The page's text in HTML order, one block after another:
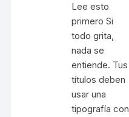
Lee esto
primero Si
todo grita,
nada se
entiende. Tus
títulos deben
usar una
tipografía con